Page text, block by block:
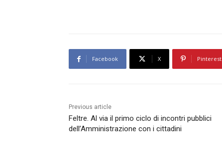
Facebook X Pinterest
Previous article
Feltre. Al via il primo ciclo di incontri pubblici
dell’Amministrazione con i cittadini